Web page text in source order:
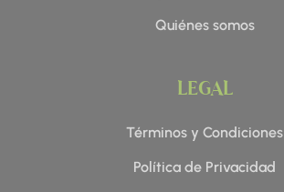
Quiénes somos
LEGAL
Términos y Condiciones
Política de Privacidad